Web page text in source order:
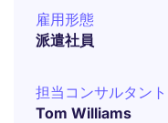
雇用形態
派遣社員
担当コンサルタント
Tom Williams